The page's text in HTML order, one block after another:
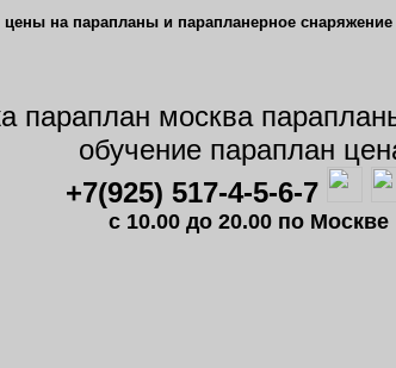
+7(925) 517-4-5-6-7
c 10.00 до 20.00 по Москве